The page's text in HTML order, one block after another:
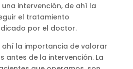
intervención, de ahí la
el tratamiento
por el doctor.
ahí la importancia de valorar
antes de la intervención. La